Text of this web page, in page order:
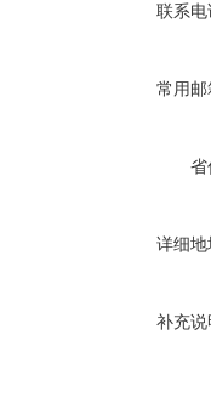
联系电
常用邮
省
详细地
补充说